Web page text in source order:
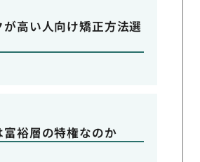
高い人向け矯正方法選
裕層の特権なのか